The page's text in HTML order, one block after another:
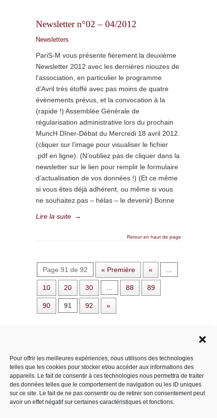
Pour offrir les meilleures expériences, nous utilisons des technologies
telles que les cookies pour stocker et/ou accéder aux informations des
appareils. Le fait de consentir à ces technologies nous permettra de traiter
des données telles que le comportement de navigation ou les ID uniques
sur ce site. Le fait de ne pas consentir ou de retirer son consentement peut
avoir un effet négatif sur certaines caractéristiques et fonctions.
Newsletter n°02 – 04/2012
Newsletters
PariS-M vous présente fièrement la deuxième
Newsletter 2012 avec les dernières niouzes de
l’association, en particulier le programme
d’Avril très étoffé avec pas moins de quatre
évènements prévus, et la convocation à la
(rapide !) Assemblée Générale de
régularisation administrative lors du prochain
MuncH Dîner-Débat du Mercredi 18 avril 2012.
(cliquer sur l’image pour visualiser le fichier
.pdf en ligne). (N’oubliez pas de cliquer dans la
newsletter sur le lien pour remplir le formulaire
d’actualisation de vos données !) (Et ce même
si vous êtes déjà adhérent, ou même si vous
ne souhaitez pas – hélas – le devenir) Bonne
Lire la suite →
Retour en haut de page
Page 91 de 92 « Première «
10 20 30 88 89
90 91 92 »
Catégories